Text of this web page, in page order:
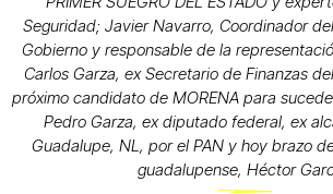
Seguridad; Javier Navarro, Coordinador
Gobierno y responsable de la
Carlos Garza, ex Secretario de Finanzas
próximo candidato de MORENA para
Pedro Garza, ex diputado federal, ex
Guadalupe, NL, por el PAN y hoy brazo
guadalupense, Héctor